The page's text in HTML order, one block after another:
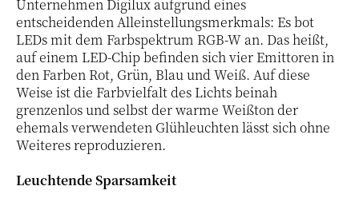
Unternehmen Digilux aufgrund eines
entscheidenden Alleinstellungsmerkmals: Es bot
LEDs mit dem Farbspektrum RGB-W an. Das heißt,
auf einem LED-Chip befinden sich vier Emittoren in
den Farben Rot, Grün, Blau und Weiß. Auf diese
Weise ist die Farbvielfalt des Lichts beinah
grenzenlos und selbst der warme Weißton der
ehemals verwendeten Glühleuchten lässt sich ohne
Weiteres reproduzieren.
Leuchtende Sparsamkeit